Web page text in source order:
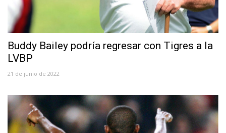
Buddy Bailey podría regresar con Tigres a la
LVBP
21 de junio de 2022